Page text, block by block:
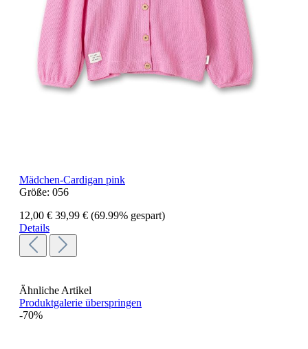
Mädchen-Cardigan pink
Größe: 056
12,00 € 39,99 € (69.99% gespart)
Details
Ähnliche Artikel
Produktgalerie überspringen
-70%